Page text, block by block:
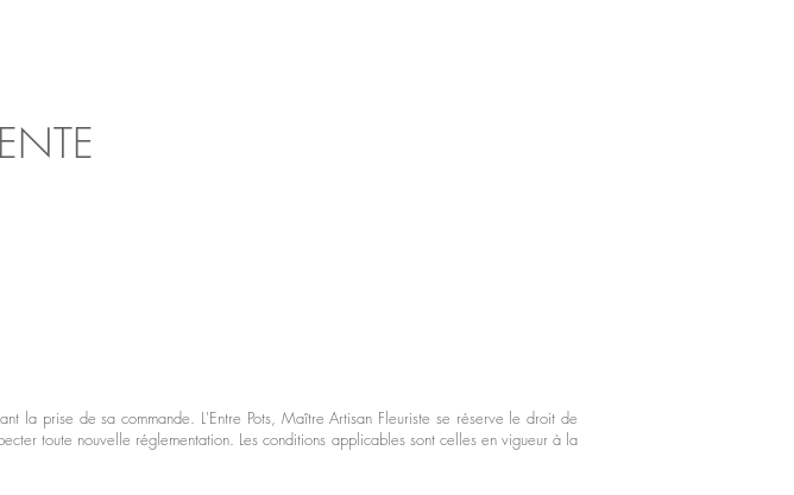
la prise de sa commande. L'Entre Pots, Maître Artisan Fleuriste se réserve le droit de
toute nouvelle réglementation. Les conditions applicables sont celles en vigueur à la